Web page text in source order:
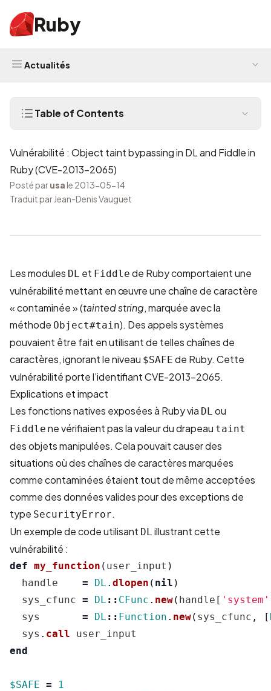
Ruby
Actualités
Table of Contents
Vulnérabilité : Object taint bypassing in DL and Fiddle in
Ruby (CVE-2013-2065)
Posté parusa le 2013-05-14
Traduit par Jean-Denis Vauguet
Les modules DL et Fiddle de Ruby comportaient une
vulnérabilité mettant en œuvre une chaîne de caractère
« contaminée » (tainted string, marquée avec la
méthode Object#tain). Des appels systèmes
pouvaient être fait en utilisant de telles chaînes de
caractères, ignorant le niveau $SAFE de Ruby. Cette
vulnérabilité porte l’identifiant CVE-2013-2065.
Explications et impact
Les fonctions natives exposées à Ruby via DL ou
Fiddle ne vérifiaient pas la valeur du drapeau taint
des objets manipulées. Cela pouvait causer des
situations où des chaînes de caractères marquées
comme contaminées étaient tout de même acceptées
comme des données valides pour des exceptions de
type SecurityError.
Un exemple de code utilisant DL illustrant cette
vulnérabilité :
def my_function ( user_input )
handle
= DL . dlopen ( nil )
sys_cfunc = DL :: CFunc . new( handle [ 'system'
sys
= DL :: Function . new( sys_cfunc , [
sys . call
user_input
end
$SAFE =
1